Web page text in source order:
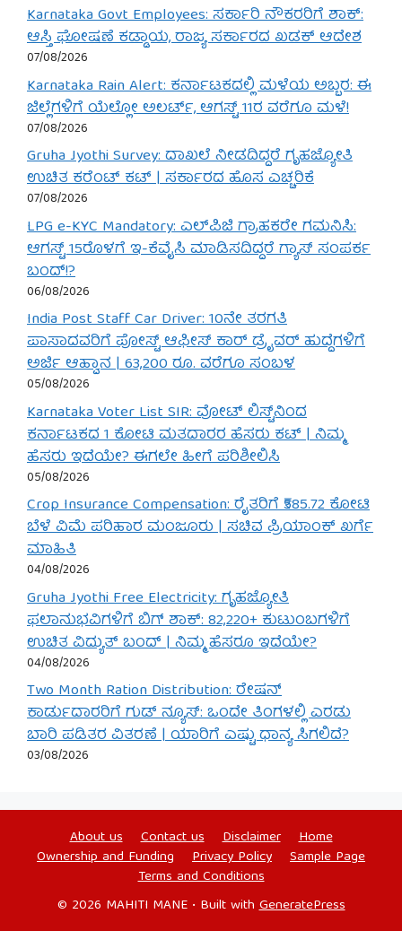
Karnataka Govt Employees: ಸರ್ಕಾರಿ ನೌಕರರಿಗೆ ಶಾಕ್:
ಆಸ್ತಿ ಘೋಷಣೆ ಕಡ್ಡಾಯ, ರಾಜ್ಯ ಸರ್ಕಾರದ ಖಡಕ್ ಆದೇಶ
07/08/2026
Karnataka Rain Alert: ಕರ್ನಾಟಕದಲ್ಲಿ ಮಳೆಯ ಅಬ್ಬರ: ಈ
ಜಿಲ್ಲೆಗಳಿಗೆ ಯೆಲ್ಲೋ ಅಲರ್ಟ್, ಆಗಸ್ಟ್ 11ರ ವರೆಗೂ ಮಳೆ!
07/08/2026
Gruha Jyothi Survey: ದಾಖಲೆ ನೀಡದಿದ್ದರೆ ಗೃಹಜ್ಯೋತಿ
ಉಚಿತ ಕರೆಂಟ್ ಕಟ್ | ಸರ್ಕಾರದ ಹೊಸ ಎಚ್ಚರಿಕೆ
07/08/2026
LPG e-KYC Mandatory: ಎಲ್‌ಪಿಜಿ ಗ್ರಾಹಕರೇ ಗಮನಿಸಿ:
ಆಗಸ್ಟ್ 15ರೊಳಗೆ ಇ-ಕೆವೈಸಿ ಮಾಡಿಸದಿದ್ದರೆ ಗ್ಯಾಸ್ ಸಂಪರ್ಕ
ಬಂದ್!?
06/08/2026
India Post Staff Car Driver: 10ನೇ ತರಗತಿ
ಪಾಸಾದವರಿಗೆ ಪೋಸ್ಟ್ ಆಫೀಸ್ ಕಾರ್ ಡ್ರೈವರ್ ಹುದ್ದೆಗಳಿಗೆ
ಅರ್ಜಿ ಆಹ್ವಾನ | 63,200 ರೂ. ವರೆಗೂ ಸಂಬಳ
05/08/2026
Karnataka Voter List SIR: ವೋಟ್ ಲಿಸ್ಟ್‌ನಿಂದ
ಕರ್ನಾಟಕದ 1 ಕೋಟಿ ಮತದಾರರ ಹೆಸರು ಕಟ್ | ನಿಮ್ಮ
ಹೆಸರು ಇದೆಯೇ? ಈಗಲೇ ಹೀಗೆ ಪರಿಶೀಲಿಸಿ
05/08/2026
Crop Insurance Compensation: ರೈತರಿಗೆ ₹585.72 ಕೋಟಿ
ಬೆಳೆ ವಿಮೆ ಪರಿಹಾರ ಮಂಜೂರು | ಸಚಿವ ಪ್ರಿಯಾಂಕ್ ಖರ್ಗೆ
ಮಾಹಿತಿ
04/08/2026
Gruha Jyothi Free Electricity: ಗೃಹಜ್ಯೋತಿ
ಫಲಾನುಭವಿಗಳಿಗೆ ಬಿಗ್ ಶಾಕ್: 82,220+ ಕುಟುಂಬಗಳಿಗೆ
ಉಚಿತ ವಿದ್ಯುತ್ ಬಂದ್ | ನಿಮ್ಮ ಹೆಸರೂ ಇದೆಯೇ?
04/08/2026
Two Month Ration Distribution: ರೇಷನ್
ಕಾರ್ಡುದಾರರಿಗೆ ಗುಡ್ ನ್ಯೂಸ್: ಒಂದೇ ತಿಂಗಳಲ್ಲಿ ಎರಡು
ಬಾರಿ ಪಡಿತರ ವಿತರಣೆ | ಯಾರಿಗೆ ಎಷ್ಟು ಧಾನ್ಯ ಸಿಗಲಿದೆ?
03/08/2026
About us Contact us Disclaimer
Home
Ownership and Funding
Privacy Policy
Sample Page
Terms and Conditions
© 2026 MAHITI MANE• Built withGeneratePress